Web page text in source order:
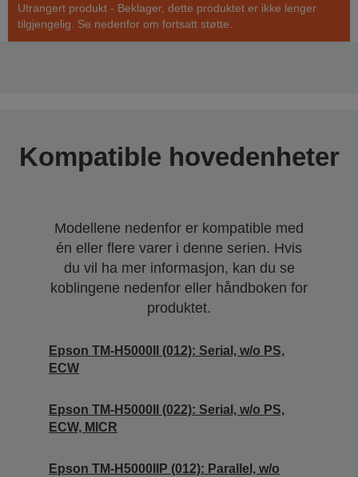
Utrangert produkt - Beklager, dette produktet er ikke lenger
tilgjengelig. Se nedenfor om fortsatt støtte.
Kompatible hovedenheter
Modellene nedenfor er kompatible med
én eller flere varer i denne serien. Hvis
du vil ha mer informasjon, kan du se
koblingene nedenfor eller håndboken for
produktet.
Epson TM-H5000II (012): Serial, w/o PS,
ECW
Epson TM-H5000II (022): Serial, w/o PS,
ECW, MICR
Epson TM-H5000IIP (012): Parallel, w/o